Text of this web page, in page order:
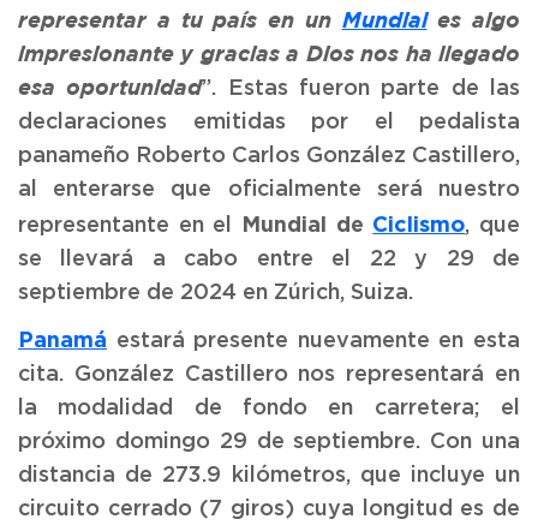
representar a tu país en un Mundiales algo
impresionante y gracias a Dios nos ha llegado
esa oportunidad”. Estas fueron parte de las
declaraciones emitidas por el pedalista
panameño Roberto Carlos González Castillero,
al enterarse que oficialmente será nuestro
representante en el
Mundial de Ciclismo, que
se llevará a cabo entre el 22 y 29 de
septiembre de 2024 en Zúrich, Suiza.
Panamá estará presente nuevamente en esta
cita. González Castillero nos representará en
la modalidad de fondo en carretera; el
próximo domingo 29 de septiembre. Con una
distancia de 273.9 kilómetros, que incluye un
circuito cerrado (7 giros) cuya longitud es de